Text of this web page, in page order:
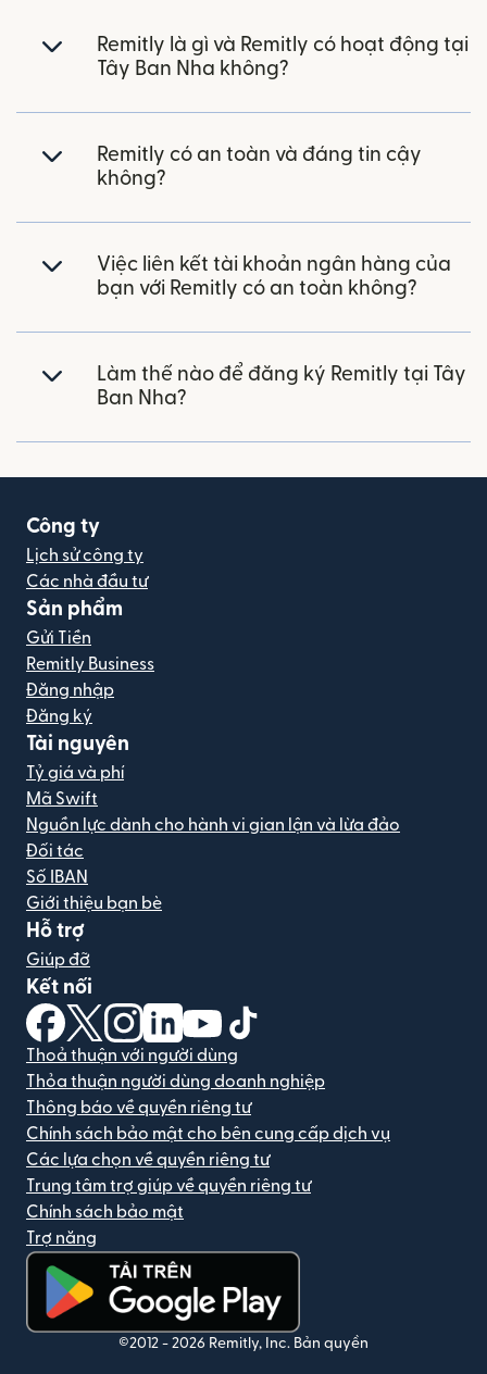
Remitly là gì và Remitly có hoạt động tại
Tây Ban Nha không?
Remitly có an toàn và đáng tin cậy
không?
Việc liên kết tài khoản ngân hàng của
bạn với Remitly có an toàn không?
Làm thế nào để đăng ký Remitly tại Tây
Ban Nha?
Công ty
Lịch sử công ty
Các nhà đầu tư
Sản phẩm
Gửi Tiền
Remitly Business
Đăng nhập
Đăng ký
Tài nguyên
Tỷ giá và phí
Mã Swift
Nguồn lực dành cho hành vi gian lận và lừa đảo
Đối tác
Số IBAN
Giới thiệu bạn bè
Hỗ trợ
Giúp đỡ
Kết nối
(mở trong cửa sổ mới)
(mở trong cửa sổ mới)
(mở trong cửa sổ mới)
(mở trong cửa sổ mới)
(mở trong cửa sổ mới)
Thoả thuận với người dùng
Thỏa thuận người dùng doanh nghiệp
Thông báo về quyền riêng tư
Chính sách bảo mật cho bên cung cấp dịch vụ
Các lựa chọn về quyền riêng tư
Trung tâm trợ giúp về quyền riêng tư
Chính sách bảo mật
Trợ năng
(mở trong cửa sổ mới)
©2012 - 2026 Remitly, Inc. Bản quyền